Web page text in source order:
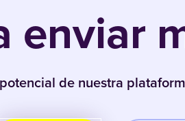
enviar
de nuestra